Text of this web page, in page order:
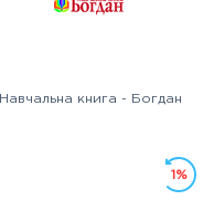
Навчальна книга - Богдан
1%